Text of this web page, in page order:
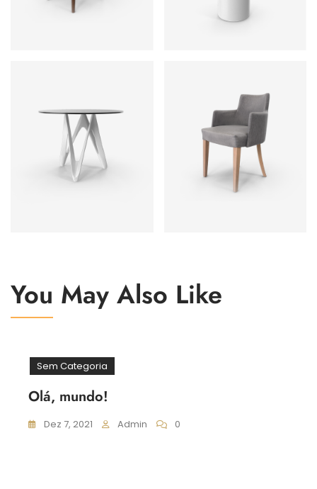
You May Also Like
Sem Categoria
Olá, mundo!
Dez 7, 2021 Admin 0